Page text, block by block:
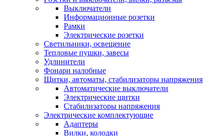
Выключатели
Информационные розетки
Рамки
Электрические розетки
Светильники, освещение
Тепловые пушки, завесы
Удлинители
Фонари налобные
Щитки, автоматы, стабилизаторы напряжения
Автоматические выключатели
Электрические щитки
Стабилизаторы напряжения
Электрические комплектующие
Адаптеры
Вилки, колодки